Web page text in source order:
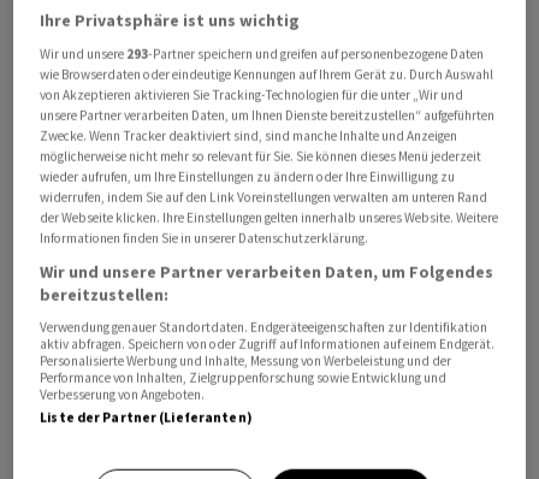
82 Prozent der Bürgerinnen und Bürger in Europa sind
laut Umfrage der Meinung, dass die EU "so schnell wie
möglich" auf Energiequellen aus Russland verzichten
sollte. Gleichzeitig finden die Massnahmen, die als
Reaktion auf die Invasion der Ukraine durch Russland
ergriffen wurden, grosse Zustimmung: Fast 90 Prozent
befürworten weiterhin humanitäre Hilfe für
Kriegsbetroffene aus der Ukraine sowie die Aufnahme
von Geflüchteten in den EU-Staaten.
Ihre Privatsphäre ist uns wichtig
Wir und unsere 293-Partner speichern und greifen auf personenbezogene Daten
wie Browserdaten oder eindeutige Kennungen auf Ihrem Gerät zu. Durch Auswahl
von Akzeptieren aktivieren Sie Tracking-Technologien für die unter „Wir und
unsere Partner verarbeiten Daten, um Ihnen Dienste bereitzustellen“ aufgeführten
Zwecke. Wenn Tracker deaktiviert sind, sind manche Inhalte und Anzeigen
möglicherweise nicht mehr so relevant für Sie. Sie können dieses Menü jederzeit
wieder aufrufen, um Ihre Einstellungen zu ändern oder Ihre Einwilligung zu
widerrufen, indem Sie auf den Link Voreinstellungen verwalten am unteren Rand
der Webseite klicken. Ihre Einstellungen gelten innerhalb unseres Website. Weitere
Informationen finden Sie in unserer Datenschutzerklärung.
Wir und unsere Partner verarbeiten Daten, um Folgendes
bereitzustellen:
Verwendung genauer Standortdaten. Endgeräteeigenschaften zur Identifikation
aktiv abfragen. Speichern von oder Zugriff auf Informationen auf einem Endgerät.
Personalisierte Werbung und Inhalte, Messung von Werbeleistung und der
Performance von Inhalten, Zielgruppenforschung sowie Entwicklung und
Verbesserung von Angeboten.
Liste der Partner (Lieferanten)